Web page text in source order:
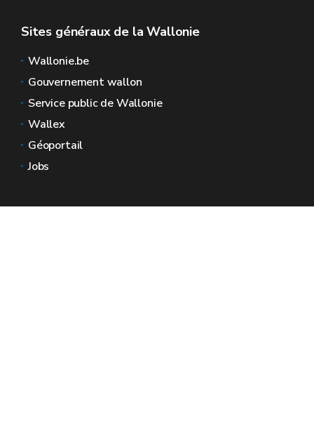
Sites généraux de la Wallonie
Wallonie.be
Gouvernement wallon
Service public de Wallonie
Wallex
Géoportail
Jobs